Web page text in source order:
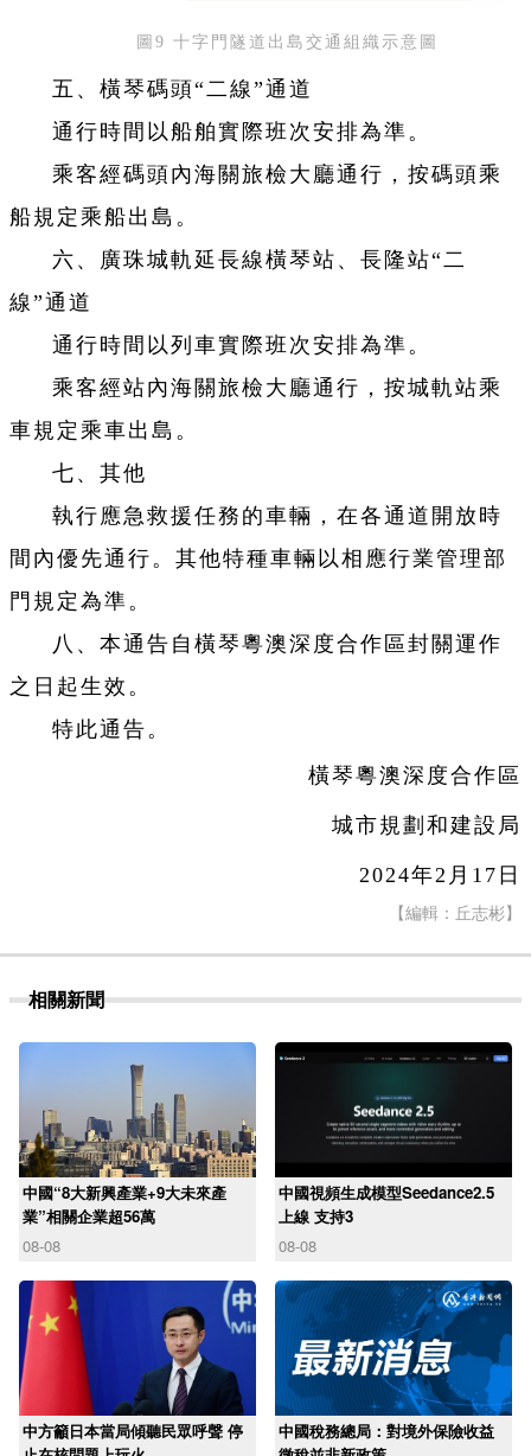
圖9 十字門隧道出島交通組織示意圖
五、橫琴碼頭“二線”通道
通行時間以船舶實際班次安排為準。
乘客經碼頭內海關旅檢大廳通行，按碼頭乘
船規定乘船出島。
六、廣珠城軌延長線橫琴站、長隆站“二
線”通道
通行時間以列車實際班次安排為準。
乘客經站內海關旅檢大廳通行，按城軌站乘
車規定乘車出島。
七、其他
執行應急救援任務的車輛，在各通道開放時
間內優先通行。其他特種車輛以相應行業管理部
門規定為準。
八、本通告自橫琴粵澳深度合作區封關運作
之日起生效。
特此通告。
橫琴粵澳深度合作區
城市規劃和建設局
2024年2月17日
【編輯：丘志彬】
相關新聞
中國“8大新興產業+9大未來產
業”相關企業超56萬
08-08
中國視頻生成模型Seedance2.5
上線 支持3
08-08
中方籲日本當局傾聽民眾呼聲 停
中國稅務總局：對境外保險收益